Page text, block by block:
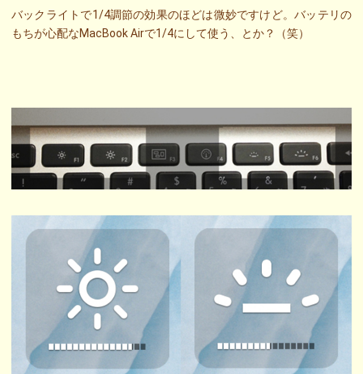
バックライトで1/4調節の効果のほどは微妙ですけど。バッテリの
もちが心配なMacBook Airで1/4にして使う、とか？（笑）